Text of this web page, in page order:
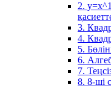
2.
3.
4.
5.
6.
7.
8. 8-ші